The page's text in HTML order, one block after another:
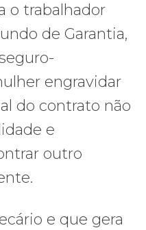
o trabalhador
de Garantia,
engravidar
do contrato não
e
outro
e que gera